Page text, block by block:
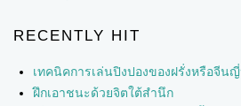
RECENTLY HIT
เทคนิคการเล่นปิงปองของฝรั่งหรือจีน
ฝึกเอาชนะด้วยจิตใต้สำนึก